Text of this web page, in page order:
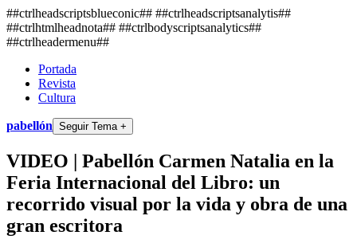
##ctrlheadscriptsblueconic## ##ctrlheadscriptsanalytis##
##ctrlhtmlheadnota## ##ctrlbodyscriptsanalytics##
##ctrlheadermenu##
Portada
Revista
Cultura
pabellón Seguir Tema +
VIDEO | Pabellón Carmen Natalia en la
Feria Internacional del Libro: un
recorrido visual por la vida y obra de una
gran escritora